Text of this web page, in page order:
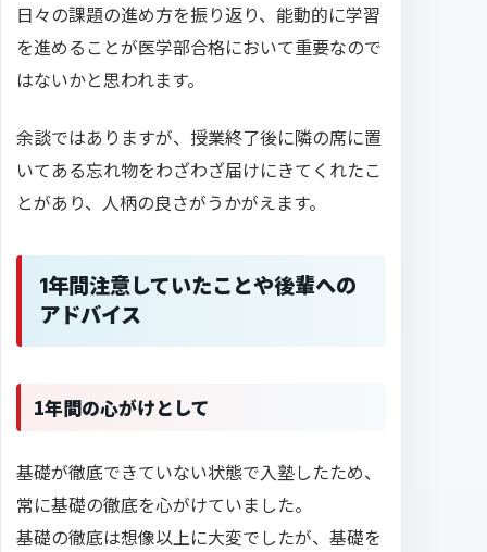
日々の課題の進め方を振り返り、能動的に学習
を進めることが医学部合格において重要なので
はないかと思われます。
余談ではありますが、授業終了後に隣の席に置
いてある忘れ物をわざわざ届けにきてくれたこ
とがあり、人柄の良さがうかがえます。
1年間注意していたことや後輩への
アドバイス
1年間の心がけとして
基礎が徹底できていない状態で入塾したため、
常に基礎の徹底を心がけていました。
基礎の徹底は想像以上に大変でしたが、基礎を